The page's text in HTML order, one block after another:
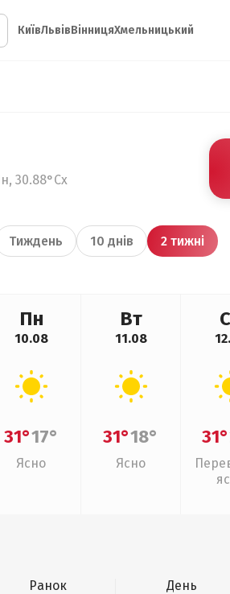
КиївЛьвівВінницяХмельницький
30.88°Сх
Тиждень 10 днів 2 тижні
Пн
10.08
31°17°
Ясно
Вт
11.08
31°18°
Ясно
31°
Ранок День